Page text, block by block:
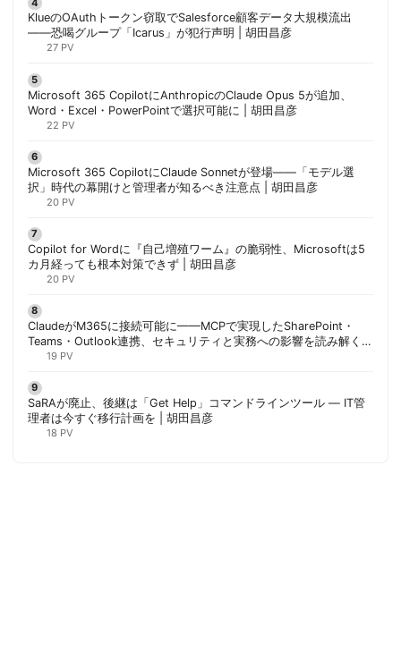
KlueのOAuthトークン窃取でSalesforce顧客データ大規模流出
——恐喝グループ「Icarus」が犯行声明 | 胡田昌彦
27 PV
Microsoft 365 CopilotにAnthropicのClaude Opus 5が追加、
Word・Excel・PowerPointで選択可能に | 胡田昌彦
22 PV
Microsoft 365 CopilotにClaude Sonnetが登場——「モデル選
択」時代の幕開けと管理者が知るべき注意点 | 胡田昌彦
20 PV
Copilot for Wordに『自己増殖ワーム』の脆弱性、Microsoftは5
カ月経っても根本対策できず | 胡田昌彦
20 PV
ClaudeがM365に接続可能に——MCPで実現したSharePoint・
Teams・Outlook連携、セキュリティと実務への影響を読み解く |
胡田昌彦
19 PV
SaRAが廃止、後継は「Get Help」コマンドラインツール — IT管
理者は今すぐ移行計画を | 胡田昌彦
18 PV